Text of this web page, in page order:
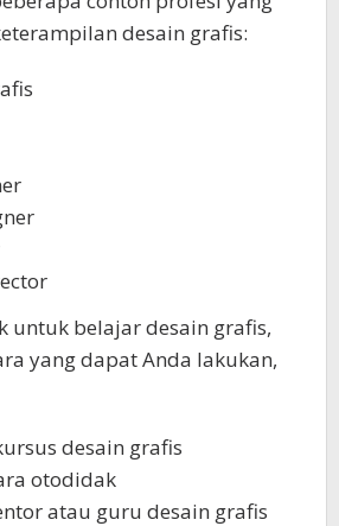
desain grafis:
untuk belajar desain grafis,
yang dapat Anda lakukan,
desain grafis
otodidak
atau guru desain grafis